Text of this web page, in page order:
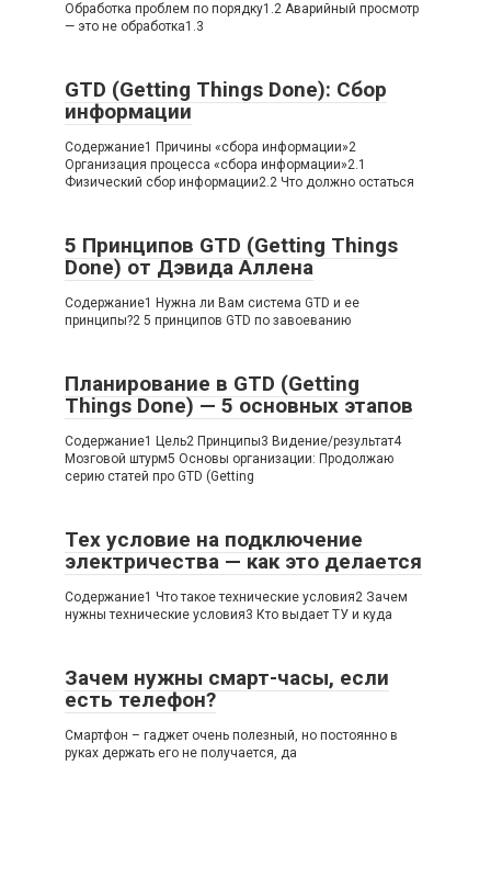
Обработка проблем по порядку1.2 Аварийный просмотр
— это не обработка1.3
GTD (Getting Things Done): Сбор
информации
Содержание1 Причины «сбора информации»2
Организация процесса «сбора информации»2.1
Физический сбор информации2.2 Что должно остаться
5 Принципов GTD (Getting Things
Done) от Дэвида Аллена
Содержание1 Нужна ли Вам система GTD и ее
принципы?2 5 принципов GTD по завоеванию
Планирование в GTD (Getting
Things Done) — 5 основных этапов
Содержание1 Цель2 Принципы3 Видение/результат4
Мозговой штурм5 Основы организации: Продолжаю
серию статей про GTD (Getting
Тех условие на подключение
электричества — как это делается
Содержание1 Что такое технические условия2 Зачем
нужны технические условия3 Кто выдает ТУ и куда
Зачем нужны смарт-часы, если
есть телефон?
Смартфон – гаджет очень полезный, но постоянно в
руках держать его не получается, да